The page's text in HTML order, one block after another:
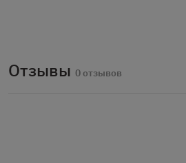
Отзывы 0 отзывов